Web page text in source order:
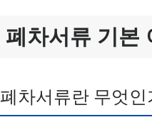
폐차서류 기본
폐차서류란 무엇인